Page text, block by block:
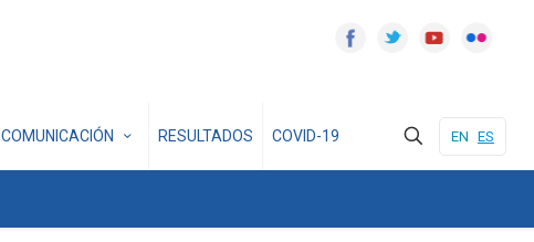
COMUNICACIÓN RESULTADOS COVID-19 EN ES